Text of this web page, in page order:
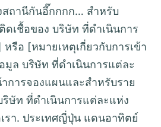
สถานีกันอี๊กกกก… สำหรับ
ดเชื้อของ บริษัท ที่ดำเนินการ
รือ [หมายเหตุเกี่ยวกับการเข้า
มูล บริษัท ที่ดำเนินการแต่ละ
การจองแผนและสำหรับราย
ษัท ที่ดำเนินการแต่ละแห่ง
รา. ประเทศญี่ปุ่น แดนอาทิตย์